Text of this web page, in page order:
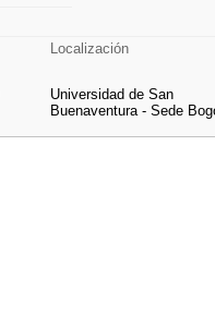
Localización
Universidad de San
Buenaventura - Sede